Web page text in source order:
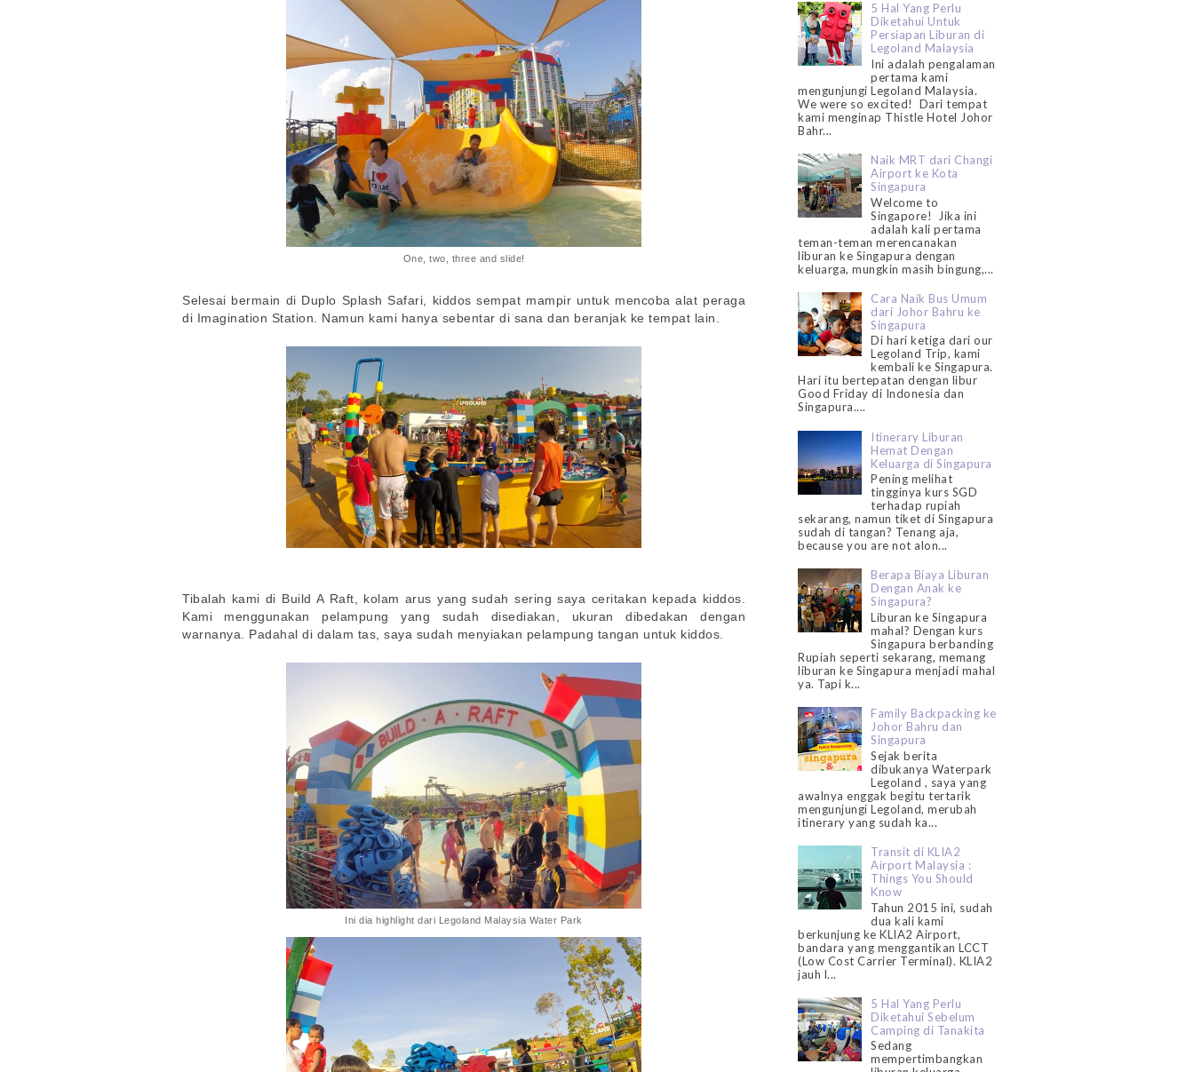
One, two, three and slide!
Selesai bermain di Duplo Splash Safari, kiddos sempat mampir untuk mencoba alat peraga
di Imagination Station. Namun kami hanya sebentar di sana dan beranjak ke tempat lain.
Tibalah kami di Build A Raft, kolam arus yang sudah sering saya ceritakan kepada kiddos.
Kami menggunakan pelampung yang sudah disediakan, ukuran dibedakan dengan
warnanya. Padahal di dalam tas, saya sudah menyiakan pelampung tangan untuk kiddos.
Ini dia highlight dari Legoland Malaysia Water Park
5 Hal Yang Perlu
Diketahui Untuk
Persiapan Liburan di
Legoland Malaysia
Ini adalah pengalaman
pertama kami
mengunjungi Legoland Malaysia.
We were so excited! Dari tempat
kami menginap Thistle Hotel Johor
Bahr...
Naik MRT dari Changi
Airport ke Kota
Singapura
Welcome to
Singapore! Jika ini
adalah kali pertama
teman-teman merencanakan
liburan ke Singapura dengan
keluarga, mungkin masih bingung,...
Cara Naik Bus Umum
dari Johor Bahru ke
Singapura
Di hari ketiga dari our
Legoland Trip, kami
kembali ke Singapura.
Hari itu bertepatan dengan libur
Good Friday di Indonesia dan
Singapura....
Itinerary Liburan
Hemat Dengan
Keluarga di Singapura
Pening melihat
tingginya kurs SGD
terhadap rupiah
sekarang, namun tiket di Singapura
sudah di tangan? Tenang aja,
because you are not alon...
Berapa Biaya Liburan
Dengan Anak ke
Singapura?
Liburan ke Singapura
mahal? Dengan kurs
Singapura berbanding
Rupiah seperti sekarang, memang
liburan ke Singapura menjadi mahal
ya. Tapi k...
Family Backpacking ke
Johor Bahru dan
Singapura
Sejak berita
dibukanya Waterpark
Legoland , saya yang
awalnya enggak begitu tertarik
mengunjungi Legoland, merubah
itinerary yang sudah ka...
Transit di KLIA2
Airport Malaysia :
Things You Should
Know
Tahun 2015 ini, sudah
dua kali kami
berkunjung ke KLIA2 Airport,
bandara yang menggantikan LCCT
(Low Cost Carrier Terminal). KLIA2
jauh l...
5 Hal Yang Perlu
Diketahui Sebelum
Camping di Tanakita
Sedang
mempertimbangkan